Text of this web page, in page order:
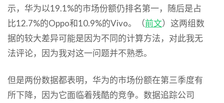
示，华为以19.1%的市场份额仍排名第一，随后是占
比12.7%的Oppo和10.9%的Vivo。（前文）这两组数
据的较大差异可能是因为不同的计算方法，对此我无
法评论，因为我对这一问题并不熟悉。
但是两份数据都表明，华为的市场份额在第三季度有
所下降，因为它面临着残酷的竞争。数据追踪公司